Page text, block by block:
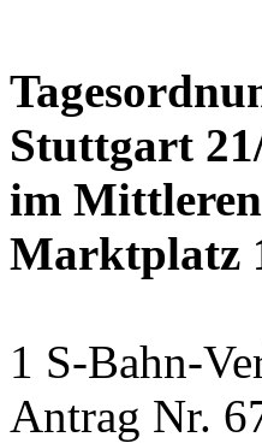
Stuttgart
im Mittleren
Marktplatz
1 S-Bahn-
Antrag Nr.